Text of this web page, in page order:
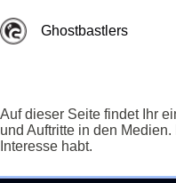
Inhalt
springen
Ghostbastlers
Auf dieser Seite findet Ihr
und Auftritte in den
Interesse habt.